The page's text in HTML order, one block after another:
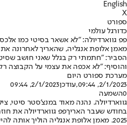
English
X
ספורט
כדורגל עולמי
פפ גווארדיולה: "לא אשאר בסיטי כמו אלכס
הסביר: "חתמתי רק בגלל שאני חושב
והוסיף: "לא אכפה את עצמי על הקבוצה
מערכת ספורט היום
2/1/2023, 09:44
,עודכן2/1/2023, 09:44
0השמעה
גווארדיולה. נהנה מאוד במנצ'סטר סיטי,
בחודש שעבר האריךפפ גווארדיולה את
2025. מאמן אלופת אנגליה הוליך אותה